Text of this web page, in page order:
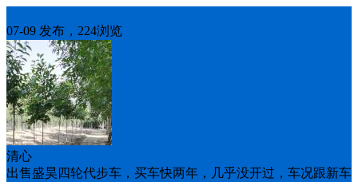
07-09 发布，224浏览
清心
出售盛昊四轮代步车，买车快两年，几乎没开过，车况跟新车